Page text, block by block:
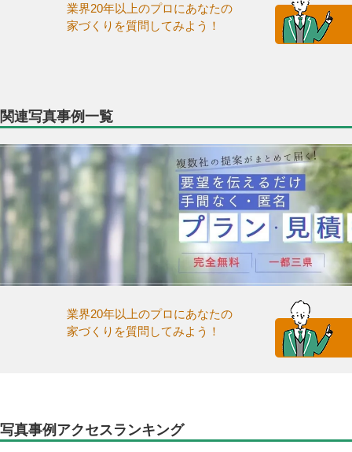
業界20年以上のプロにあなたの
家づくりを質問してみよう！
関連写真事例一覧
業界20年以上のプロにあなたの
家づくりを質問してみよう！
写真事例アクセスランキング